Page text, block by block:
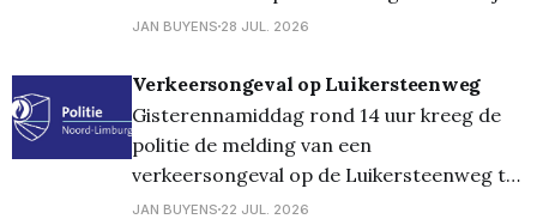
vielen geen gewonden en bleef de schade
JAN BUYENS 28 JUL. 2026
Verkeersongeval op Luikersteenweg
Gisterennamiddag rond 14 uur kreeg de
politie de melding van een
verkeersongeval op de Luikersteenweg te
Lommel. Een wagen was er op een
JAN BUYENS 22 JUL. 2026